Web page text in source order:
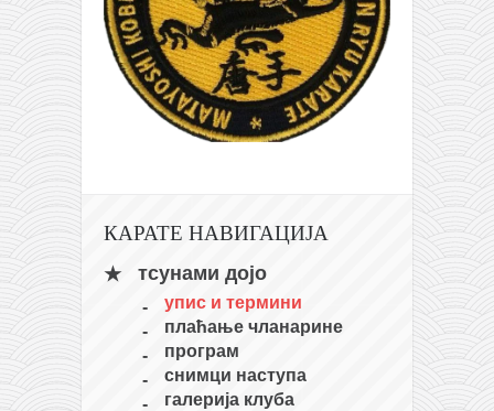
КАРАТЕ НАВИГАЦИЈА
тсунами дојо
упис и термини
плаћање чланарине
програм
снимци наступа
галерија клуба